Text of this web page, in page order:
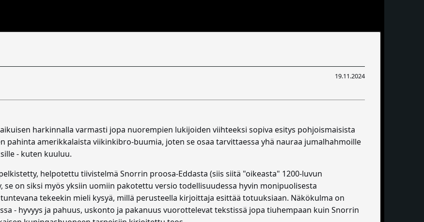
19.11.2024
harkinnalla varmasti jopa nuorempien lukijoiden viihteeksi sopiva esitys pohjoismaisista
pahinta amerikkalaista viikinkibro-buumia, joten se osaa tarvittaessa yhä nauraa jumalhahmoille
- kuten kuuluu.
helpotettu tiivistelmä Snorrin proosa-Eddasta (siis siitä "oikeasta" 1200-luvun
se on siksi myös yksiin uomiin pakotettu versio todellisuudessa hyvin monipuolisesta
tekeekin mieli kysyä, millä perusteella kirjoittaja esittää totuuksiaan. Näkökulma on
- hyvyys ja pahuus, uskonto ja pakanuus vuorottelevat tekstissä jopa tiuhempaan kuin Snorrin